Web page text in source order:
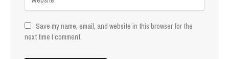
Save my name, email, and website in this browser for the
next time I comment.